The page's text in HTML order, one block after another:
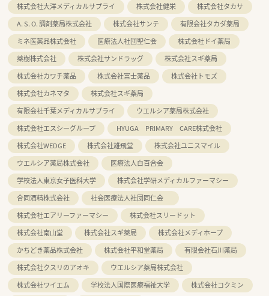
株式会社大洋メディカルサプライ
株式会社健栄
株式会社タカサ
A. S. O. 調剤薬局株式会社
株式会社サンテ
有限会社タカダ薬局
ミネ医薬品株式会社
医療法人社団聖仁会
株式会社ドイ薬局
薬樹株式会社
株式会社サンドラッグ
株式会社スギ薬局
株式会社カワチ薬品
株式会社富士薬品
株式会社トモズ
株式会社カネマタ
株式会社スギ薬局
有限会社千葉メディカルサプライ
ウエルシア薬局株式会社
株式会社エスシーグループ
HYUGA PRIMARY CARE株式会社
株式会社WEDGE
株式会社雄飛堂
株式会社ユニスマイル
ウエルシア薬局株式会社
医療法人白百合会
学校法人東京女子医科大学
株式会社学研メディカルファーマシー
合同酒精株式会社
社会医療法人社団同仁会
株式会社エアリーファーマシー
株式会社スリードット
株式会社南山堂
株式会社スギ薬局
株式会社メディホープ
かちどき薬品株式会社
株式会社平和堂薬局
有限会社石川薬局
株式会社クスリのアオキ
ウエルシア薬局株式会社
株式会社ワイエム
学校法人国際医療福祉大学
株式会社コクミン